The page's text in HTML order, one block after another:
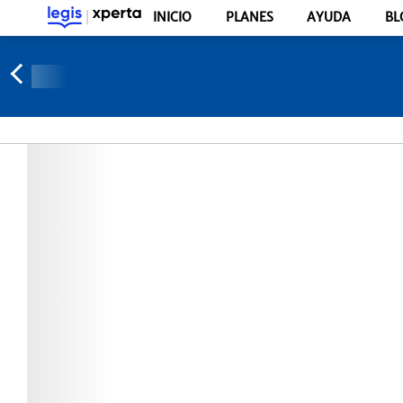
INICIO PLANES AYUDA